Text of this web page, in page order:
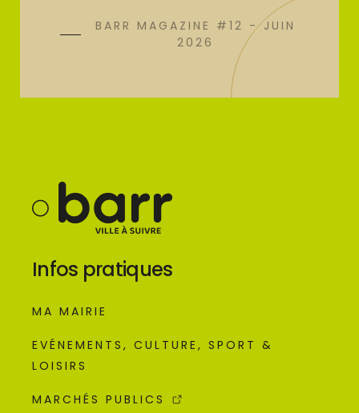
BARR MAGAZINE #12 - JUIN
2026
Infos pratiques
MA MAIRIE
EVÉNEMENTS, CULTURE, SPORT &
LOISIRS
MARCHÉS PUBLICS